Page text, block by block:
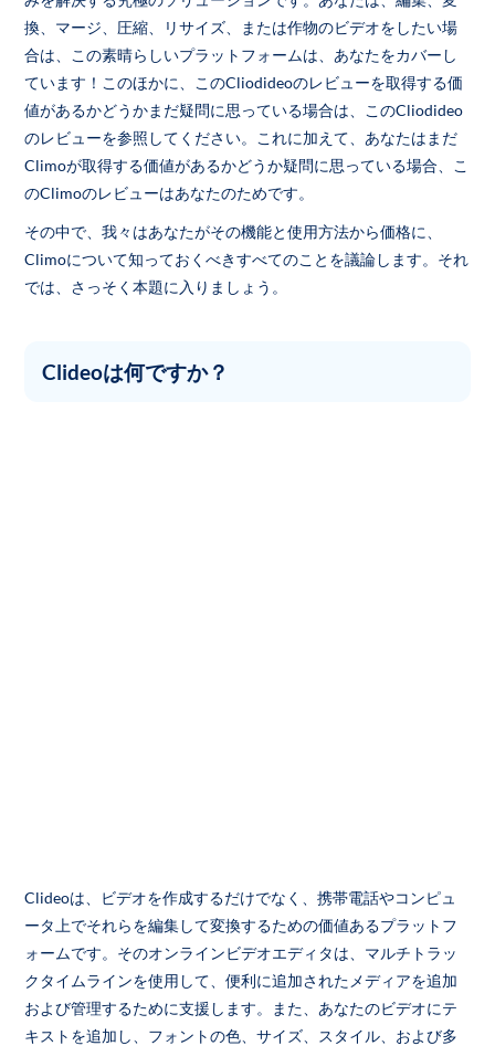
換、マージ、圧縮、リサイズ、または作物のビデオをしたい場
合は、この素晴らしいプラットフォームは、あなたをカバーし
ています！このほかに、このCliodideoのレビューを取得する価
値があるかどうかまだ疑問に思っている場合は、このCliodideo
のレビューを参照してください。これに加えて、あなたはまだ
Climoが取得する価値があるかどうか疑問に思っている場合、こ
のClimoのレビューはあなたのためです。
その中で、我々はあなたがその機能と使用方法から価格に、
Climoについて知っておくべきすべてのことを議論します。それ
では、さっそく本題に入りましょう。
Clideoは何ですか？
Clideoは、ビデオを作成するだけでなく、携帯電話やコンピュ
ータ上でそれらを編集して変換するための価値あるプラットフ
ォームです。そのオンラインビデオエディタは、マルチトラッ
クタイムラインを使用して、便利に追加されたメディアを追加
および管理するために支援します。また、あなたのビデオにテ
キストを追加し、フォントの色、サイズ、スタイル、および多